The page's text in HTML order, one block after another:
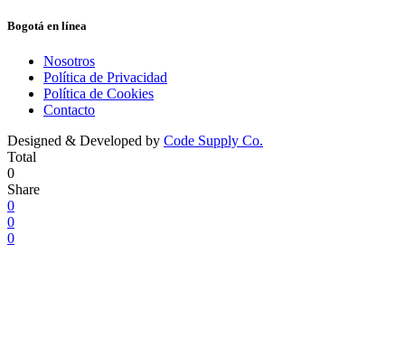
Bogotá en línea
Nosotros
Política de Privacidad
Política de Cookies
Contacto
Designed & Developed by Code Supply Co.
Total
0
Share
0
0
0